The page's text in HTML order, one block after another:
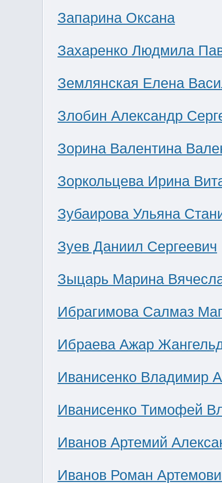
Запарина Оксана
Захаренко Людмила
Землянская Елена
Злобин Александр
Зорина Валентина
Зоркольцева Ирина
Зубаирова Ульяна
Зуев Даниил Сергеевич
Зыцарь Марина
Ибрагимова Салмаз
Ибраева Ажар
Иванисенко Владимир
Иванисенко Тимофей
Иванов Артемий
Иванов Роман